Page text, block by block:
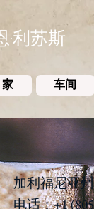
·利苏斯
家 车间
加利福尼亚
电话：+1